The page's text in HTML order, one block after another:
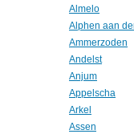
Almelo
Alphen aan
Ammerzoden
Andelst
Anjum
Appelscha
Arkel
Assen